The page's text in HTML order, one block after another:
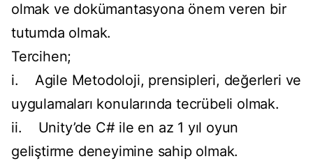
olmak ve dokümantasyona önem veren bir
tutumda olmak.
Tercihen;
i. Agile Metodoloji, prensipleri, değerleri ve
uygulamaları konularında tecrübeli olmak.
ii. Unity’de C# ile en az 1 yıl oyun
geliştirme deneyimine sahip olmak.